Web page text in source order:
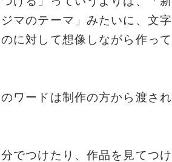
マのテーマ」みたいに、文字
に対して想像しながら作って
ワードは制作の方から渡され
でつけたり、作品を見てつけ